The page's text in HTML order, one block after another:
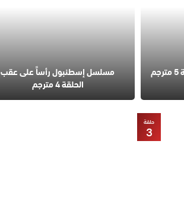
مسلسل قانون الطبيعة الحلقة 5 مترجم
مسلسل إسطنبول رأساً على عقب
الحلقة 4 مترجم
حلقة
3